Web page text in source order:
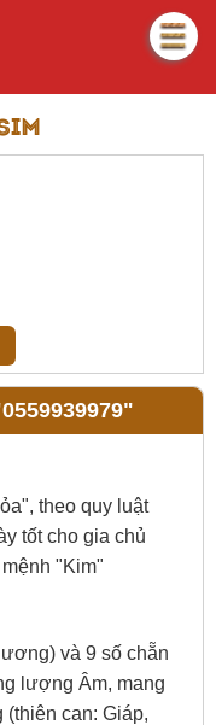
theo quy luật
tốt cho gia chủ
"Kim"
và 9 số chẵn
lượng Âm, mang
can: Giáp,